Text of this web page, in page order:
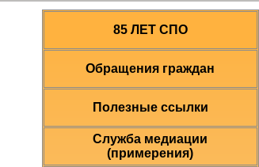
85 ЛЕТ СПО
Обращения граждан
Полезные ссылки
Служба медиации
(примерения)